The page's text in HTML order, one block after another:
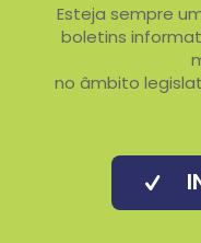
Esteja sempre
boletins
no âmbito